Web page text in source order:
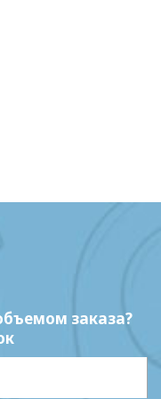
заказа?